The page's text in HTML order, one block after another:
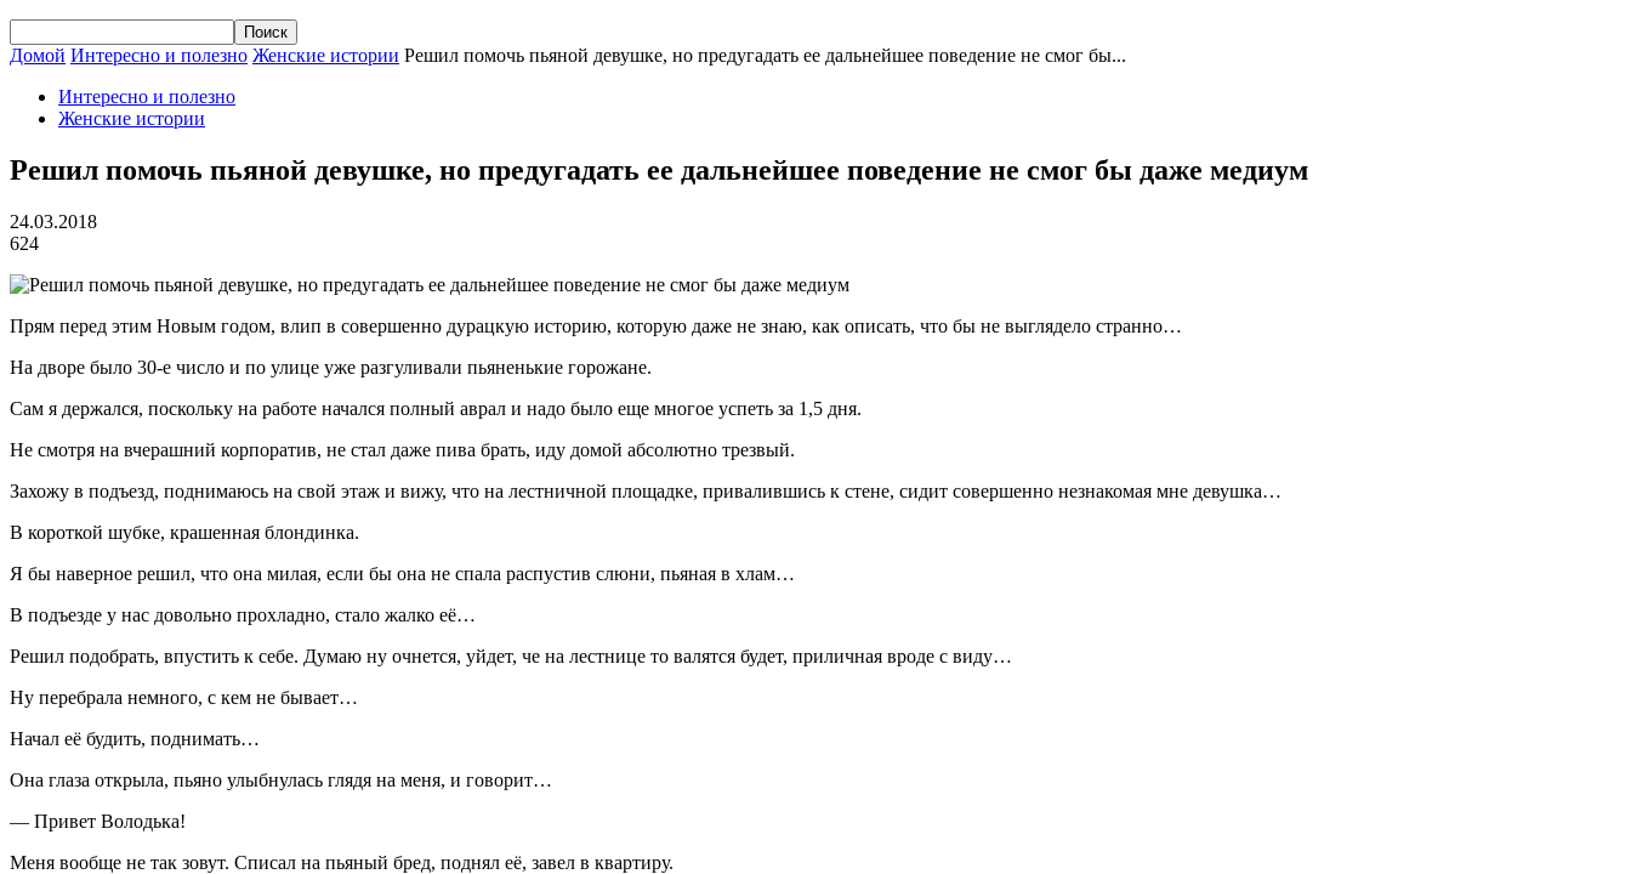
Домой Интересно и полезно Женские истории Решил помочь пьяной девушке, но предугадать ее дальнейшее поведение не смог бы...
Интересно и полезно
Женские истории
Решил помочь пьяной девушке, но предугадать ее дальнейшее поведение не смог бы даже медиум
24.03.2018
624
Прям перед этим Новым годом, влип в совершенно дурацкую историю, которую даже не знаю, как описать, что бы не выглядело странно…
На дворе было 30-е число и по улице уже разгуливали пьяненькие горожане.
Сам я держался, поскольку на работе начался полный аврал и надо было еще многое успеть за 1,5 дня.
Не смотря на вчерашний корпоратив, не стал даже пива брать, иду домой абсолютно трезвый.
Захожу в подъезд, поднимаюсь на свой этаж и вижу, что на лестничной площадке, привалившись к стене, сидит совершенно незнакомая мне девушка…
В короткой шубке, крашенная блондинка.
Я бы наверное решил, что она милая, если бы она не спала распустив слюни, пьяная в хлам…
В подъезде у нас довольно прохладно, стало жалко её…
Решил подобрать, впустить к себе. Думаю ну очнется, уйдет, че на лестнице то валятся будет, приличная вроде с виду…
Ну перебрала немного, с кем не бывает…
Начал её будить, поднимать…
Она глаза открыла, пьяно улыбнулась глядя на меня, и говорит…
— Привет Володька!
Меня вообще не так зовут. Списал на пьяный бред, поднял её, завел в квартиру.